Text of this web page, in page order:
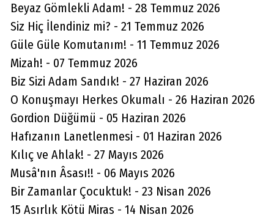
Öte anne hatice neneye, oğlu Mustafa naili
beye ve sevgili annenize allahtan rahmet
diliyorum. Vefa özlem dolu Güzel bir yazı .
Teşekkürler değerli kardeşim selamlar
sevgiler saygılar
Beğen
( 0 )
Beyaz Gömlekli Adam! - 28 Temmuz 2026
Siz Hiç İlendiniz mi? - 21 Temmuz 2026
Güle Güle Komutanım! - 11 Temmuz 2026
Mizah! - 07 Temmuz 2026
Biz Sizi Adam Sandık! - 27 Haziran 2026
O Konuşmayı Herkes Okumalı - 26 Haziran 2026
Gordion Düğümü - 05 Haziran 2026
Hafızanın Lanetlenmesi - 01 Haziran 2026
Kılıç ve Ahlak! - 27 Mayıs 2026
Musâ'nın Âsası!! - 06 Mayıs 2026
Bir Zamanlar Çocuktuk! - 23 Nisan 2026
15 Asırlık Kötü Miras - 14 Nisan 2026